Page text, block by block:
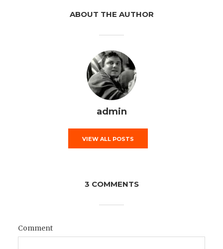
ABOUT THE AUTHOR
admin
VIEW ALL POSTS
3 COMMENTS
Comment